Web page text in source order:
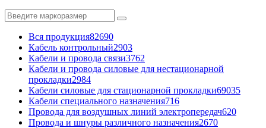
Вся продукция82690
Кабель контрольный2903
Кабели и провода связи3762
Кабели и провода силовые для нестационарной
прокладки2984
Кабели силовые для стационарной прокладки69035
Кабели специального назначения716
Провода для воздушных линий электропередач620
Провода и шнуры различного назначения2670